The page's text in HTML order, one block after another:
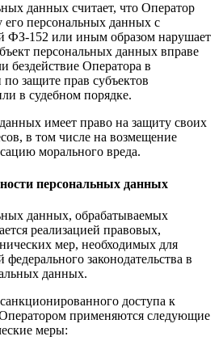
данных считает, что Оператор
его персональных данных с
ФЗ-152 или иным образом нарушает
персональных данных вправе
бездействие Оператора в
защите прав субъектов
в судебном порядке.
имеет право на защиту своих
в том числе на возмещение
морального вреда.
персональных данных
данных, обрабатываемых
реализацией правовых,
мер, необходимых для
законодательства в
данных.
доступа к
применяются следующие
меры: